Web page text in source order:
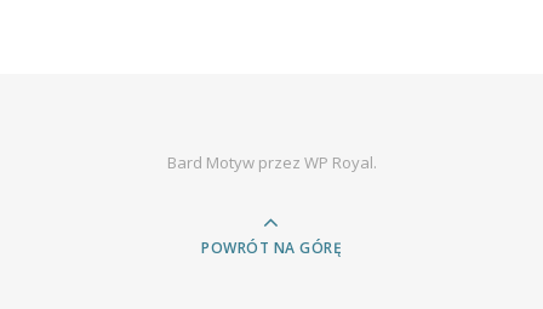
Bard Motyw przez WP Royal.
POWRÓT NA GÓRĘ